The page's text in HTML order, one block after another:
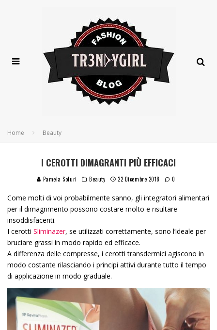
Home Beauty
I CEROTTI DIMAGRANTI PIÙ EFFICACI
Pamela Soluri Beauty 22 Dicembre 2018 0
Come molti di voi probabilmente sanno, gli integratori alimentari
per il dimagrimento possono costare molto e risultare
insoddisfacenti.
I cerotti Sliminazer, se utilizzati correttamente, sono l’ideale per
bruciare grassi in modo rapido ed efficace.
A differenza delle compresse, i cerotti transdermici agiscono in
modo costante rilasciando i principi attivi durante tutto il tempo
di applicazione in modo graduale.